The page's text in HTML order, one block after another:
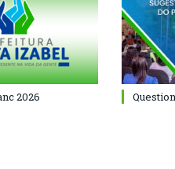
2026